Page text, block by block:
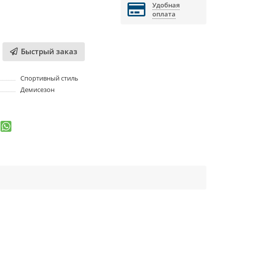
Быстрый заказ
Спортивный стиль
Демисезон
Удобная
оплата